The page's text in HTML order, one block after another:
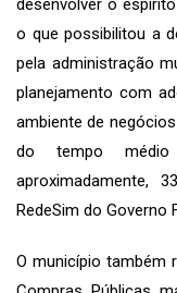
desenvolver o
o que possibilitou a
pela administração
planejamento com
ambiente de
do tempo
aproximadamente,
RedeSim do Governo
O município também